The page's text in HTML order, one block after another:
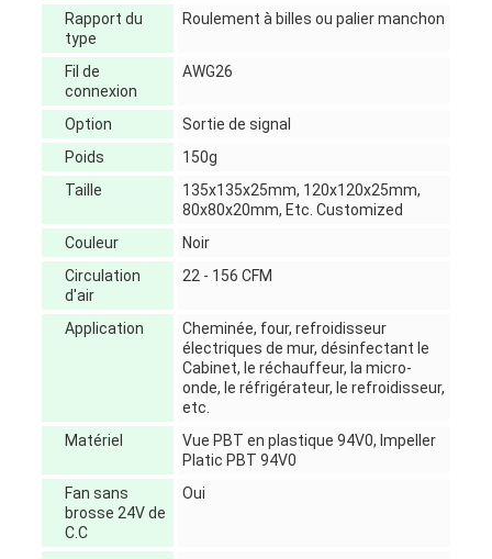
Rapport du
type
Roulement à billes ou palier manchon
Fil de
connexion
AWG26
Option
Sortie de signal
Poids
150g
Taille
135x135x25mm, 120x120x25mm,
80x80x20mm, Etc. Customized
Couleur
Noir
Circulation
d'air
22 - 156 CFM
Application
Cheminée, four, refroidisseur
électriques de mur, désinfectant le
Cabinet, le réchauffeur, la micro-
onde, le réfrigérateur, le refroidisseur,
etc.
Matériel
Vue PBT en plastique 94V0, lmpeller
Platic PBT 94V0
Fan sans
brosse 24V de
C.C
Oui